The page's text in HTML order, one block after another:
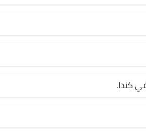
كندا.